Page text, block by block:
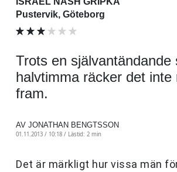
Pustervik, Göteborg
Trots en självantändande
halvtimma räcker det inte
fram.
AV JONATHAN BENGTSSON
01.11.2013 / 10:18 / Lästid: 2 min
Det är märkligt hur vissa män